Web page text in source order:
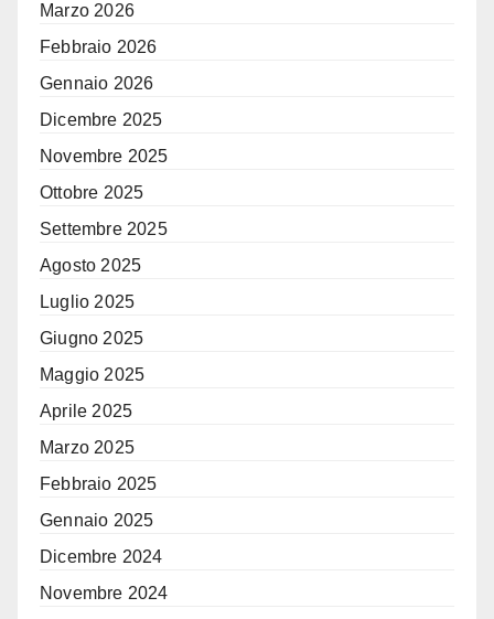
Marzo 2026
Febbraio 2026
Gennaio 2026
Dicembre 2025
Novembre 2025
Ottobre 2025
Settembre 2025
Agosto 2025
Luglio 2025
Giugno 2025
Maggio 2025
Aprile 2025
Marzo 2025
Febbraio 2025
Gennaio 2025
Dicembre 2024
Novembre 2024